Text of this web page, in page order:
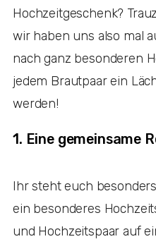
Hochzeitgeschenk?
wir haben uns also mal
nach ganz besonderen
jedem Brautpaar ein
werden!
1. Eine gemeinsame
Ihr steht euch
ein besonderes
und Hochzeitspaar auf